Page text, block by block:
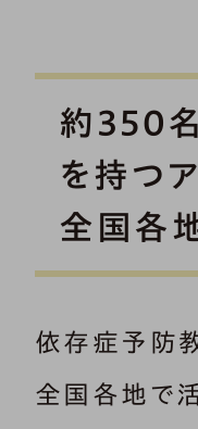
約350
を持つ
全国各
依存症予防
全国各地で